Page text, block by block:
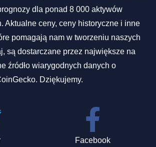
dla ponad 8 000 aktywów
Aktualne ceny, ceny historyczne i inne
pomagają nam w tworzeniu naszych
są dostarczane przez największe na
źródło wiarygodnych danych o
Dziękujemy.
Facebook